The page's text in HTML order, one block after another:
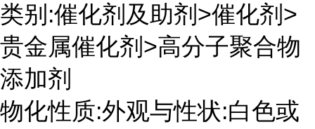
类别:催化剂及助剂>催化剂>
贵金属催化剂>高分子聚合物
添加剂
物化性质:外观与性状:白色或